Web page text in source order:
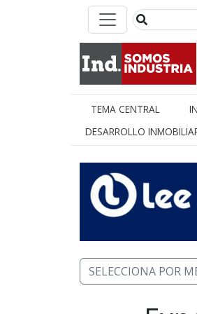
TEMA CENTRAL
DESARROLLO
SELECCIONA POR